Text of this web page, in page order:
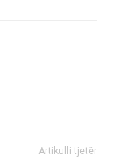
Artikulli tjetër